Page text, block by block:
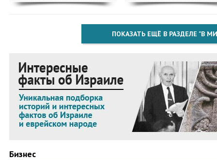
ПОКАЗАТЬ ЕЩЁ В РАЗДЕЛЕ "В
Бизнес